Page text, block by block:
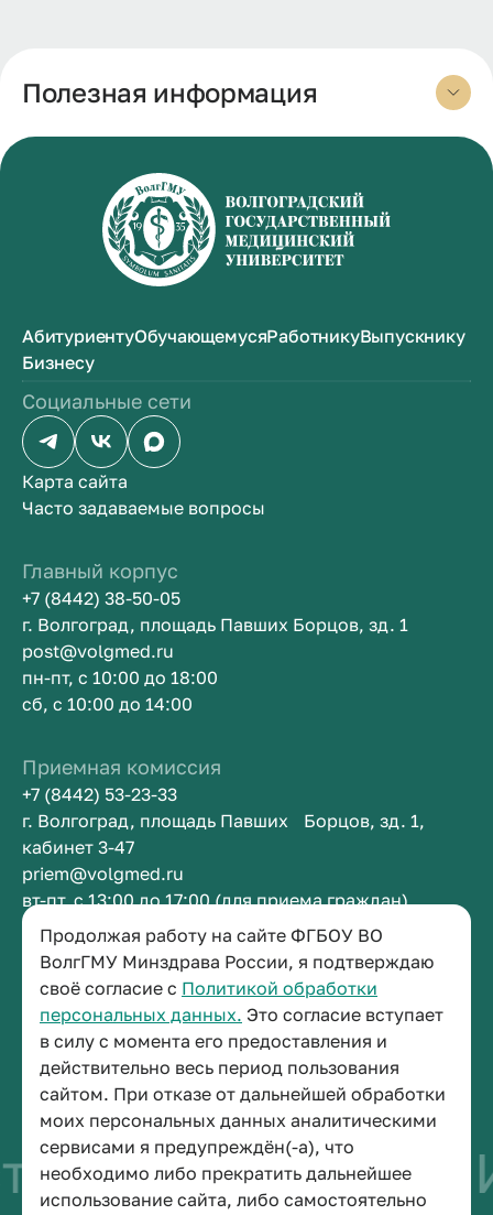
Продолжая работу на сайте ФГБОУ ВО
ВолгГМУ Минздрава России, я подтверждаю
своё согласие с Политикой обработки
персональных данных. Это согласие вступает
в силу с момента его предоставления и
действительно весь период пользования
сайтом. При отказе от дальнейшей обработки
моих персональных данных аналитическими
сервисами я предупреждён(-а), что
необходимо либо прекратить дальнейшее
использование сайта, либо самостоятельно
Полезная информация
АбитуриентуОбучающемусяРаботникуВыпускнику
Бизнесу
Социальные сети
Карта сайта
Часто задаваемые вопросы
Главный корпус
+7 (8442) 38-50-05
г. Волгоград, площадь Павших Борцов, зд. 1
post@volgmed.ru
пн-пт, с 10:00 до 18:00
сб, с 10:00 до 14:00
Приемная комиссия
+7 (8442) 53-23-33
г. Волгоград, площадь Павших Борцов, зд. 1,
кабинет 3-47
priem@volgmed.ru
вт-пт, с 13:00 до 17:00 (для приема граждан)
Приемная ректора
+7 (8442) 38-50-05
г. Волгоград, площадь Павших Борцов, зд. 1,
кабинет 3-11
post@volgmed.ru
пн-пт, с 08.30 до 17.00 (перерыв с 12.30 до 13.00)
быть врачом